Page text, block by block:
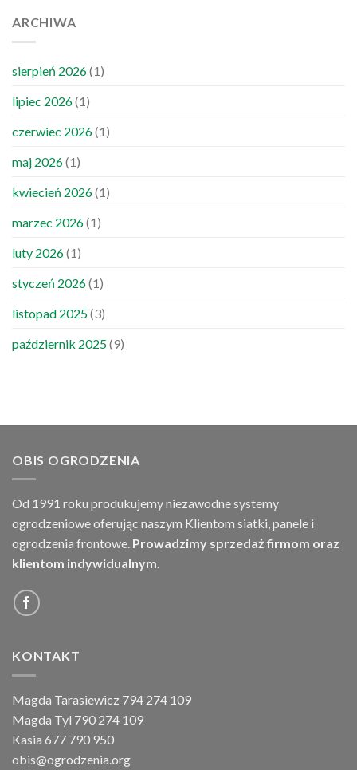
ARCHIWA
sierpień 2026(1)
lipiec 2026(1)
czerwiec 2026(1)
maj 2026(1)
kwiecień 2026(1)
marzec 2026(1)
luty 2026(1)
styczeń 2026(1)
listopad 2025(3)
październik 2025(9)
OBIS OGRODZENIA
Od 1991 roku produkujemy niezawodne systemy
ogrodzeniowe oferując naszym Klientom siatki, panele i
ogrodzenia frontowe. Prowadzimy sprzedaż firmom oraz
klientom indywidualnym.
KONTAKT
Magda Tarasiewicz 794 274 109
Magda Tyl 790 274 109
Kasia 677 790 950
obis@ogrodzenia.org